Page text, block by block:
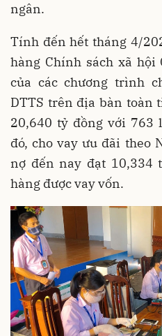
ngân.
Tính đến hết tháng 4/
hàng Chính sách xã
của các chương trình
DTTS trên địa bàn toàn
20,640 tỷ đồng với 763
đó, cho vay ưu đãi theo
nợ đến nay đạt 10,334
hàng được vay vốn.